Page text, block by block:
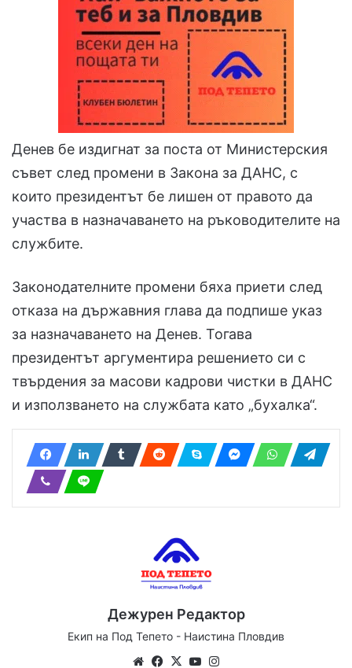
Денев бе издигнат за поста от Министерския
съвет след промени в Закона за ДАНС, с
които президентът бе лишен от правото да
участва в назначаването на ръководителите на
службите.
Законодателните промени бяха приети след
отказа на държавния глава да подпише указ
за назначаването на Денев. Тогава
президентът аргументира решението си с
твърдения за масови кадрови чистки в ДАНС
и използването на службата като „бухалка“.
Дежурен Редактор
Екип на Под Тепето - Наистина Пловдив
WebsiteFacebook
X YouTube